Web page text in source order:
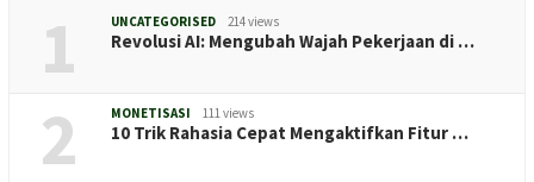
1 UNCATEGORISED 214 views
Revolusi AI: Mengubah Wajah Pekerjaan di …
2 MONETISASI 111 views
10 Trik Rahasia Cepat Mengaktifkan Fitur …